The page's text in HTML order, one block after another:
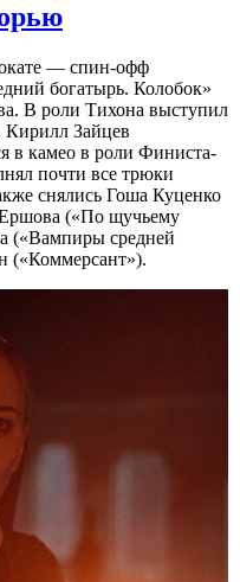
— спин-офф
богатырь. Колобок»
В роли Тихона выступил
Кирилл Зайцев
в камео в роли Финиста-
почти все трюки
снялись Гоша Куценко
(«По щучьему
(«Вампиры средней
(«Коммерсант»).